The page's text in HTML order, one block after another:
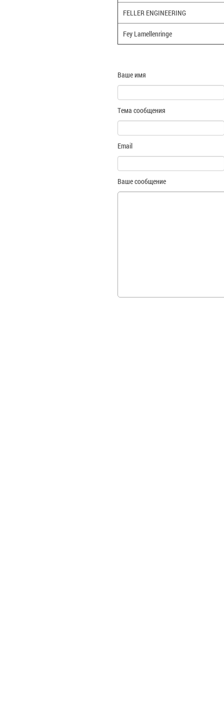
FELLER ENGINEERING
Fey Lamellenringe
Ваше имя
Тема сообщения
Email
Ваше сообщение